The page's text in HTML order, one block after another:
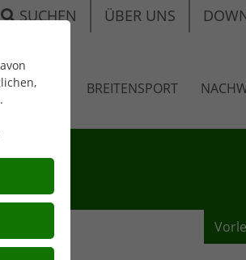
SUCHEN ÜBER UNS
BREITENSPORT